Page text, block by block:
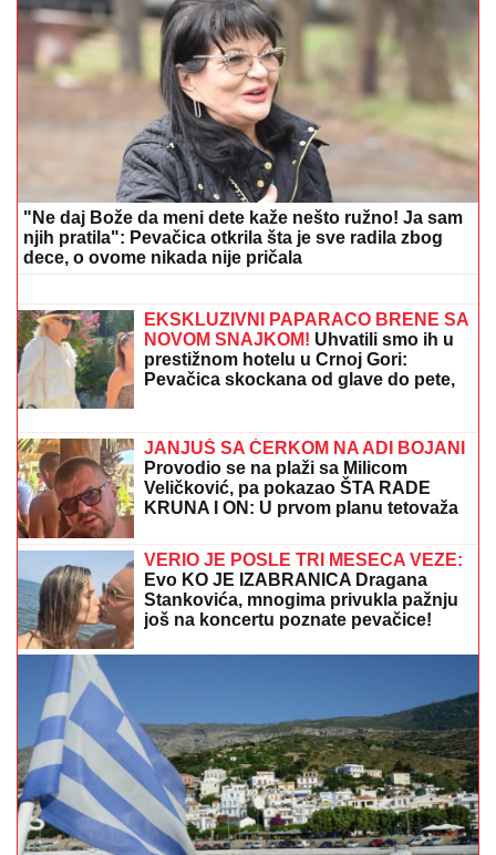
NAPRAVILA GREŠKU Dragan Stanković verio
devojku, a evo zašto su raskinuli on i Jovana Jeremić
Bivša snajka političara stigla na GALA
SLAVLJE kod Dragana Stankovića,
progovorila o poslu i ljubavi:
"Udvarača nema, plaše me se"
(VIDEO)
(FOTO) TAKI SA ZANOSNOM
PLAVUŠOM Grli je pred svima u
Asminom pokazao sa kim uživa
HAOS I KRV NA ULICI:Žena divljala nožem usred
bela dana u srcu Londona - Lekari se bore za živote
povređenih
KO JE ALEKSANDRA KOJU JE
Sa Jovanom bio skoro dve
godine, pa usledio krah: "Mnogo me je
koštala ta veza"
"KAČAVENDA ME JE NAMEŠTALA"
Anđelo Ranković progovorio o ulasku
u Elitu 10, otkrio gde će uložiti zarađen
novac - Sprema nešto ozbiljno
(VIDEO)